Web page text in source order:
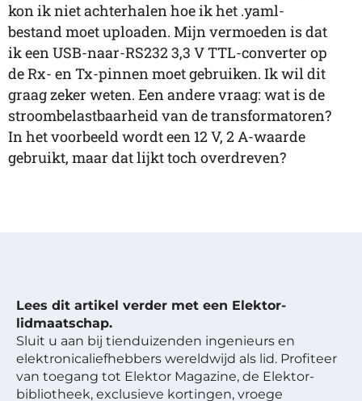
kon ik niet achterhalen hoe ik het .yaml-
bestand moet uploaden. Mijn vermoeden is dat
ik een USB-naar-RS232 3,3 V TTL-converter op
de Rx- en Tx-pinnen moet gebruiken. Ik wil dit
graag zeker weten. Een andere vraag: wat is de
stroombelastbaarheid van de transformatoren?
In het voorbeeld wordt een 12 V, 2 A-waarde
gebruikt, maar dat lijkt toch overdreven?
Lees dit artikel verder met een Elektor-
lidmaatschap.
Sluit u aan bij tienduizenden ingenieurs en
elektronicaliefhebbers wereldwijd als lid. Profiteer
van toegang tot Elektor Magazine, de Elektor-
bibliotheek, exclusieve kortingen, vroege